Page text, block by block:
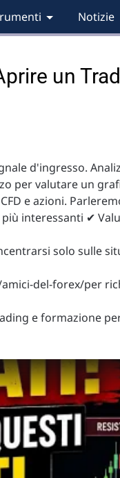
Notizie
un
d'ingresso.
per valutare un
e azioni.
interessanti ✔
solo sulle
del-forex/per
e formazione